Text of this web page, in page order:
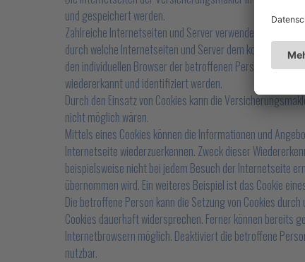
und gespeichert werden.
Zahlreiche Internetseiten und Server verwenden Cookies.
durch welche Internetseiten und Server dem konkreten
den individuellen Browser der betroffenen Person von
wiedererkannt und identifiziert werden.
Durch den Einsatz von Cookies kann die
nicht möglich wären.
Mittels eines Cookies können die Informationen und
Internetseite wiederzuerkennen. Zweck dieser
beispielsweise nicht bei jedem Besuch der Internetseite
übernommen wird. Ein weiteres Beispiel ist das Cookie
Die betroffene Person kann die Setzung von Cookies
Cookies dauerhaft widersprechen. Ferner können bereits
Internetbrowsern möglich. Deaktiviert die betroffene
nutzbar.